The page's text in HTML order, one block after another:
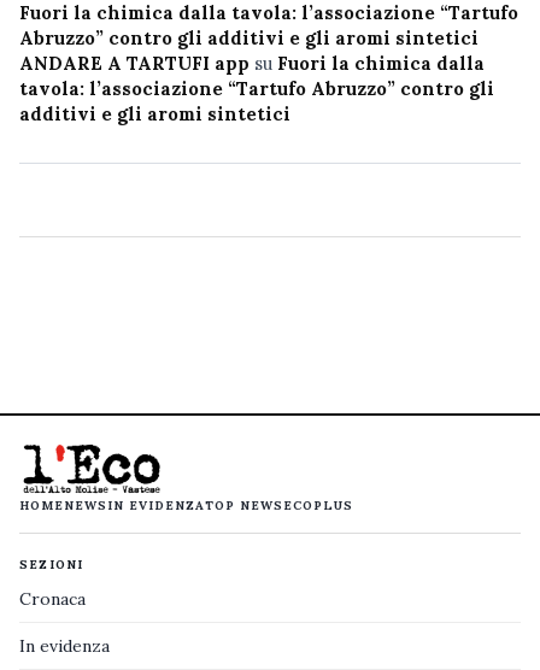
Fuori la chimica dalla tavola: l’associazione “Tartufo
Abruzzo” contro gli additivi e gli aromi sintetici
ANDARE A TARTUFI app su Fuori la chimica dalla
tavola: l’associazione “Tartufo Abruzzo” contro gli
additivi e gli aromi sintetici
HOMENEWS IN EVIDENZATOP NEWS ECOPLUS
SEZIONI
Cronaca
In evidenza